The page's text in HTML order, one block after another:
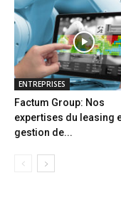
ENTREPRISES
Factum Group: Nos
expertises du leasing
gestion de...